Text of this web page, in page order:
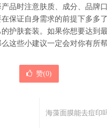
品时注意肤质、成分、品牌
保证自身需求的前提下多多
护肤套装。如果你想要达到
这些小建议一定会对你有所帮
赞(0)
海藻面膜能去痘印